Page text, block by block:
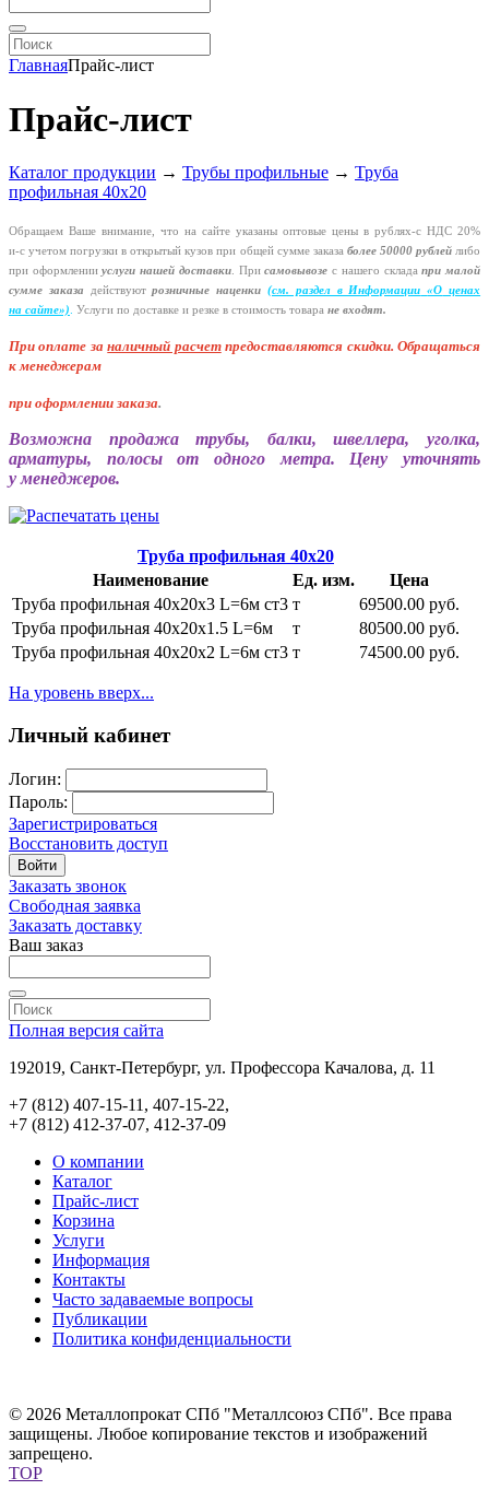
ГлавнаяПрайс-лист
Прайс-лист
Каталог продукции → Трубы профильные → Труба
профильная 40х20
Обращаем Ваше внимание, что на сайте указаны оптовые цены в рублях-с НДС 20%
и-с учетом погрузки в открытый кузов при общей сумме заказа более 50000 рублейлибо
при оформленииуслуги нашей доставки. Присамовывозе с нашего складапри малой
сумме заказа
действуютрозничные наценки (см. раздел в Информации «О ценах
на сайте»). Услуги по доставке и резке в стоимость товара не входят.
При оплате заналичный расчет предоставляются скидки. Обращаться
к менеджерам
при оформлении заказа.
Возможна продажа трубы, балки, швеллера, уголка,
арматуры, полосы от одного метра. Цену уточнять
у менеджеров.
Наименование Ед. изм. Цена
Труба профильная 40х20
Труба профильная 40х20х3 L=6м ст3 т
69500.00 руб.
Труба профильная 40х20х1.5 L=6м
т
80500.00 руб.
Труба профильная 40х20х2 L=6м ст3 т 74500.00 руб.
На уровень вверх...
Личный кабинет
Логин:
Пароль:
Зарегистрироваться
Восстановить доступ
Войти
Заказать звонок
Свободная заявка
Заказать доставку
Ваш заказ
Полная версия сайта
192019, Санкт-Петербург, ул. Профессора Качалова, д. 11
+7 (812) 407-15-11, 407-15-22,
+7 (812) 412-37-07, 412-37-09
О компании
Каталог
Прайс-лист
Корзина
Услуги
Информация
Контакты
Часто задаваемые вопросы
Публикации
Политика конфиденциальности
© 2026 Металлопрокат СПб "Металлсоюз СПб". Все права
защищены. Любое копирование текстов и изображений
запрещено.
TOP